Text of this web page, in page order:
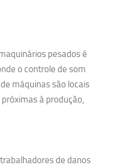
pesados é
o controle de som
máquinas são locais
à produção,
de danos